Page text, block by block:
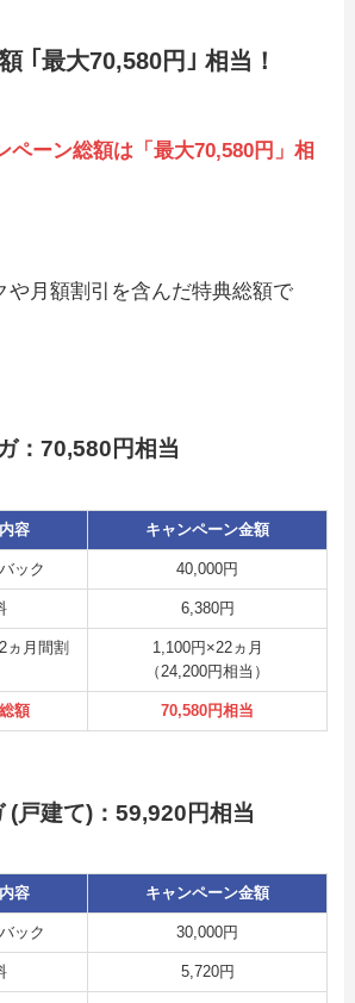
｢最大70,580円｣ 相当！
ペーン総額は「最大70,580円」相
や月額割引を含んだ特典総額で
：70,580円相当
容 キャンペーン金額
ック 40,000円
6,380円
ヵ月間割
1,100円×22ヵ月
（24,200円相当）
額 70,580円相当
戸建て)：59,920円相当
容 キャンペーン金額
ック 30,000円
5,720円